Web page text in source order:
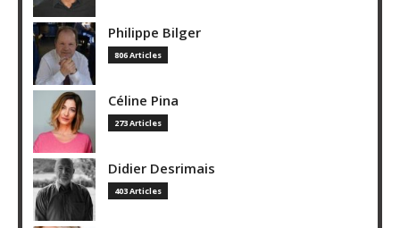
Philippe Bilger
806 Articles
Céline Pina
273 Articles
Didier Desrimais
403 Articles